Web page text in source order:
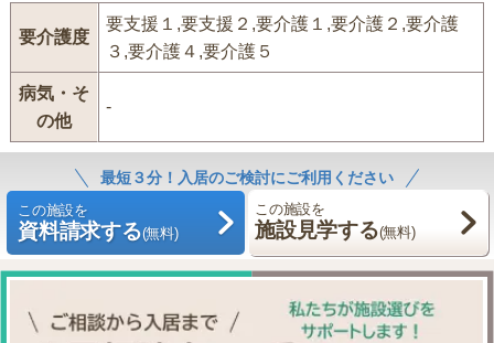
要介護度
要支援１,要支援２,要介護１,要介護２,要介護
３,要介護４,要介護５
病気・そ
の他
-
最短３分！入居のご検討にご利用ください
この施設を
資料請求する(無料)
この施設を
施設見学する(無料)